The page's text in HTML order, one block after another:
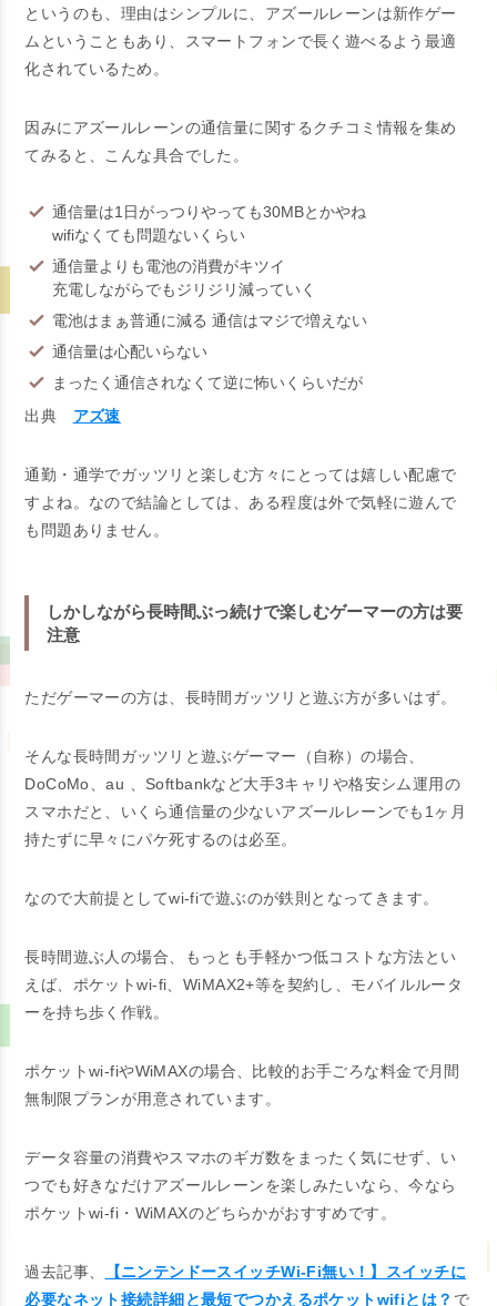
というのも、理由はシンプルに、アズールレーンは新作ゲー
ムということもあり、
スマートフォンで長く遊べるよう最適
化されている ため。
因みにアズールレーンの通信量に関するクチコミ情報を集め
てみると、こんな具合でした。
通信量は1日がっつりやっても30MBとかやね
wifiなくても問題ないくらい
通信量よりも電池の消費がキツイ
充電しながらでもジリジリ減っていく
電池はまぁ普通に減る 通信はマジで増えない
通信量は心配いらない
まったく通信されなくて逆に怖いくらいだが
出典
アズ速
通勤・通学でガッツリと楽しむ方々にとっては嬉しい配慮で
すよね。なので結論としては、ある程度は外で気軽に遊んで
も問題ありません。
しかしながら長時間ぶっ続けで楽しむゲーマーの方は要
注意
ただゲーマーの方は、長時間ガッツリと遊ぶ方が多いはず。
そんな長時間ガッツリと遊ぶゲーマー（自称）の場合、
DoCoMo、au 、Softbankなど大手3キャリや格安シム運用の
スマホだと、いくら通信量の少ないアズールレーンでも1ヶ月
持たずに早々にパケ死するのは必至。
なので大前提としてwi-fiで遊ぶのが鉄則となってきます。
長時間遊ぶ人の場合、もっとも手軽かつ低コストな方法とい
えば、ポケットwi-fi、WiMAX2+等を契約し、モバイルルータ
ーを持ち歩く作戦。
ポケットwi-fiやWiMAXの場合、比較的お手ごろな料金で月間
無制限プランが用意されています。
データ容量の消費やスマホのギガ数をまったく気にせず、い
つでも好きなだけアズールレーンを楽しみたいなら、今なら
ポケットwi-fi・WiMAXのどちらかがおすすめです。
過去記事、
【ニンテンドースイッチWi-Fi無い！】スイッチに
必要なネット接続詳細と最短でつかえるポケットwifiとは？ で